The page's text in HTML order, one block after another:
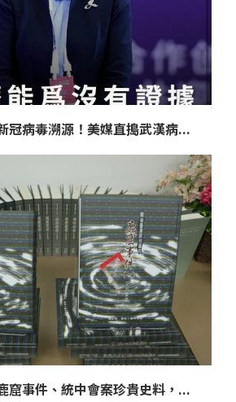
冠病毒溯源！美媒直搗武漢病...
窟事件、統中會案珍貴史料，...